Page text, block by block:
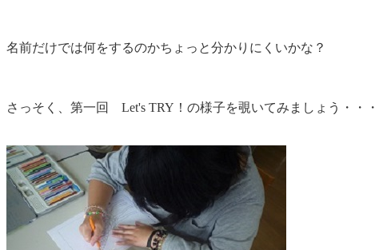
名前だけでは何をするのかちょっと分かりにくいかな？
さっそく、第一回 Let's TRY ！の様子を覗いてみましょう・・・